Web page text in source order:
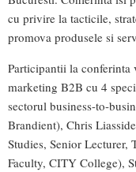
cu privire la tacticile,
promova produsele si
Participantii la conferinta
marketing B2B cu 4
sectorul business-to-
Brandient), Chris
Studies, Senior
Faculty, CITY College),